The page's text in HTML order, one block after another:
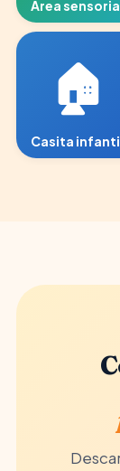
Área
arenero.jpg
🏠
Casita